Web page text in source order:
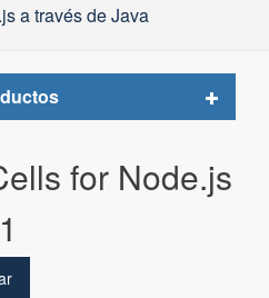
a través de Java
Toggle
for Node.js